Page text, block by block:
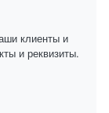
клиенты и
и реквизиты.